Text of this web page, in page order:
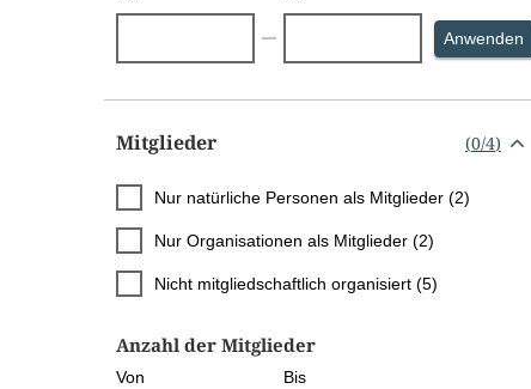
Anwenden
Mitglieder (0/4)
Nur natürliche Personen als Mitglieder (2)
Nur Organisationen als Mitglieder (2)
Nicht mitgliedschaftlich organisiert (5)
Anzahl der Mitglieder
Von Bis